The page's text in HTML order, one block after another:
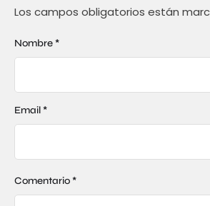
Los campos obligatorios están
Comentario *
Nombre *
Email *